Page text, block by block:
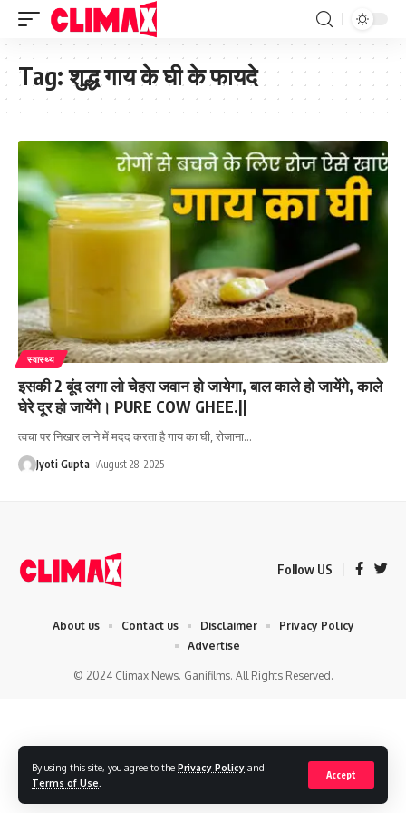
By using this site, you agree to the Privacy Policy and
Terms of Use
Accept
Tag:शुद्ध गाय के घी के फायदे
स्वास्थ्य
इसकी 2 बूंद लगा लो चेहरा जवान हो जायेगा, बाल काले हो जायेंगे, काले
घेरे दूर हो जायेंगे। PURE COW GHEE.||
त्वचा पर निखार लाने में मदद करता है गाय का घी, रोजाना…
Jyoti Gupta August 28, 2025
Follow US
© 2024 Climax News. Ganifilms. All Rights Reserved.
About us Contact us Disclaimer
Privacy Policy
Advertise